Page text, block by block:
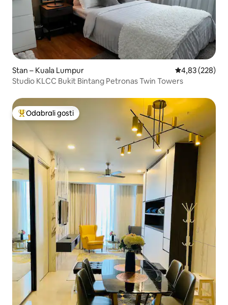
Stan – Kuala Lumpur Prosječna
4,83 (228)
Studio KLCC Bukit Bintang Petronas Twin Towers
Među najviše rangiranima s oznakom „Odabrali gosti”
Odabrali gosti